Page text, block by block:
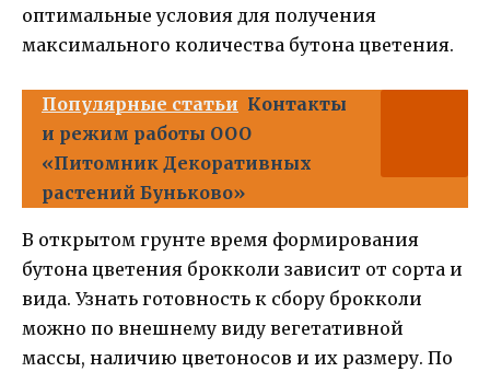
оптимальные условия для получения
максимального количества бутона цветения.
Популярные статьи Контакты
и режим работы ООО
«Питомник Декоративных
растений Буньково»
В открытом грунте время формирования
бутона цветения брокколи зависит от сорта и
вида. Узнать готовность к сбору брокколи
можно по внешнему виду вегетативной
массы, наличию цветоносов и их размеру. По